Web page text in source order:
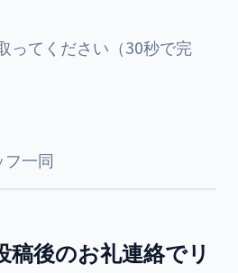
ってください（30秒で完
一同
稿後のお礼連絡でリ